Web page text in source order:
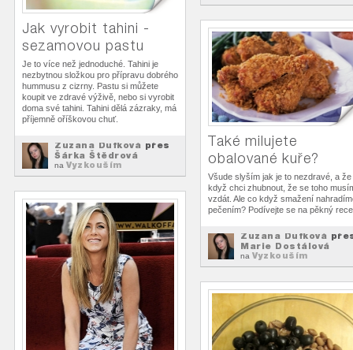
Jak vyrobit tahini -
sezamovou pastu
Je to více než jednoduché. Tahini je
nezbytnou složkou pro přípravu dobrého
hummusu z cizrny. Pastu si můžete
koupit ve zdravé výživě, nebo si vyrobit
doma své tahini. Tahini dělá zázraky, má
příjemně oříškovou chuť.
Zuzana Dufková přes
Šárka Štědrová
na Vyzkouším
Také milujete
obalované kuře?
Všude slyším jak je to nezdravé, a že
když chci zhubnout, že se toho
vzdát. Ale co když smažení
pečením? Podívejte se na pěkný
Zuzana Dufková
Marie Dostálová
na Vyzkouším